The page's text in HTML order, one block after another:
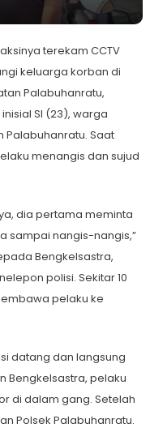
terekam CCTV
keluarga korban di
Palabuhanratu,
SI (23), warga
Palabuhanratu. Saat
menangis dan sujud
dia pertama meminta
sampai nangis-nangis,”
Bengkelsastra,
polisi. Sekitar 10
pelaku ke
datang dan langsung
Bengkelsastra, pelaku
di dalam gang. Setelah
Polsek Palabuhanratu.